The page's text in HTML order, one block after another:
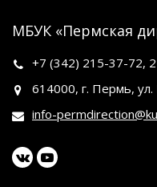
МБУК «Пермская
+7 (342) 215-37-72,
614000, г. Пермь,
info-